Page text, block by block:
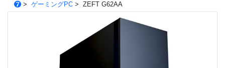
> ゲーミングPC> ZEFT G62AA